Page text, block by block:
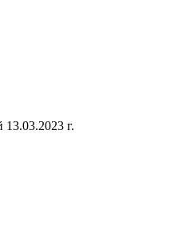
г.